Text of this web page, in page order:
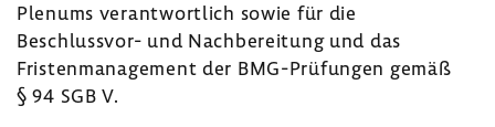
Plenums verantwortlich sowie für die
Beschlussvor- und Nachbereitung und das
Fristenmanagement der BMG-Prüfungen gemäß
§ 94 SGB V.